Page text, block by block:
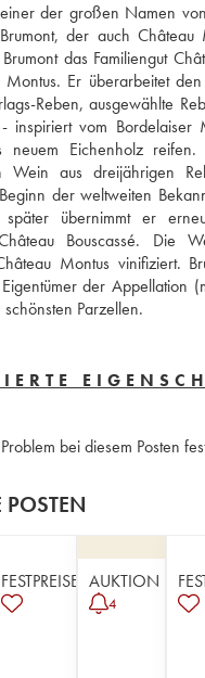
einer der großen Namen
der auch Château
das Familiengut
Montus. Er überarbeitet
Reben, ausgewählte
inspiriert vom
neuem Eichenholz
Wein aus dreijährigen
der weltweiten
später übernimmt er
Bouscassé. Die
Montus vinifiziert.
der Appellation
bei diesem Posten
FESTPREISE AUKTION
4